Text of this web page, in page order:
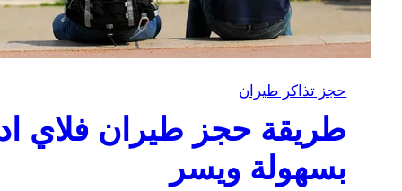
حجز تذاكر طيران
طريقة حجز طيران فلاي
بسهولة ويسر